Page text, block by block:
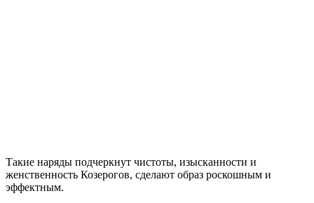
Такие наряды подчеркнут чистоты, изысканности и
женственность Козерогов, сделают образ роскошным и
эффектным.